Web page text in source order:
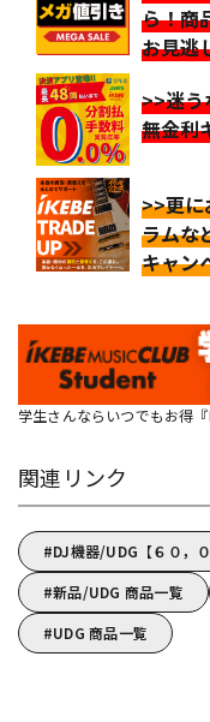
ら！商
お見逃
>>迷う
無金利
>>更に
ラムな
キャン
学生さんならいつでもお得『
関連リンク
DJ機器/UDG【６０，
新品/UDG 商品一覧
UDG 商品一覧